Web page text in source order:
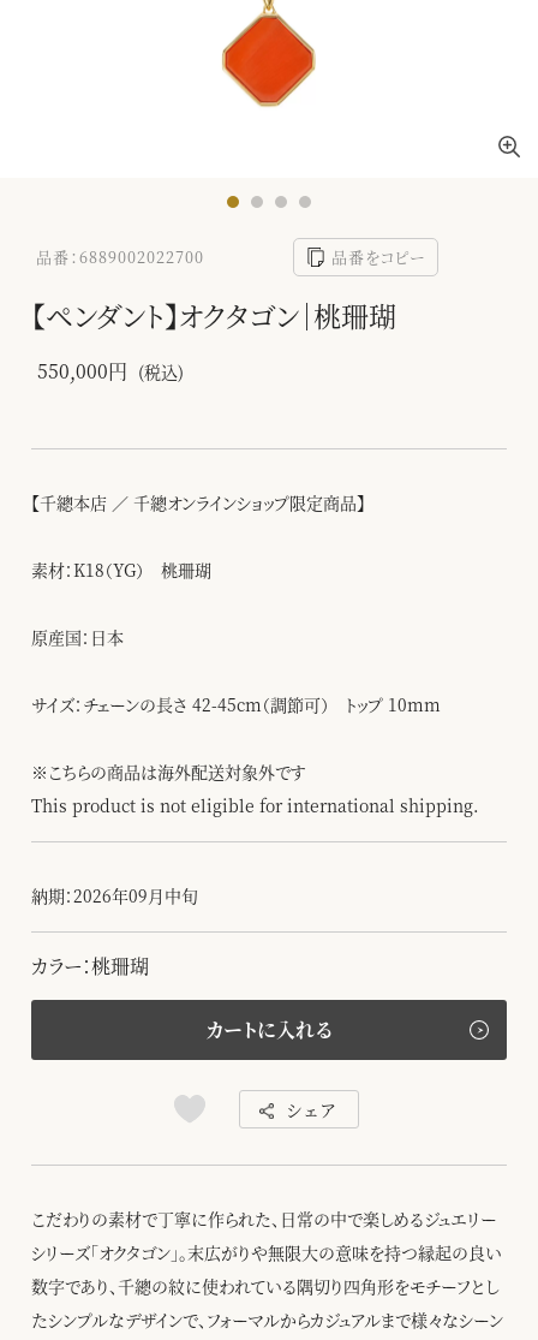
品番：6889002022700 品番をコピー
【ペンダント】オクタゴン｜桃珊瑚
550,000円 (税込)
【千總本店 ／ 千總オンラインショップ限定商品】
素材：K18（YG） 桃珊瑚
原産国：日本
サイズ：チェーンの長さ 42-45cm（調節可） トップ 10mm
※こちらの商品は海外配送対象外です
This product is not eligible for international shipping.
納期：2026年09月中旬
カラー：桃珊瑚
カートに入れる
シェア
こだわりの素材で丁寧に作られた、日常の中で楽しめるジュエリー
シリーズ「オクタゴン」。末広がりや無限大の意味を持つ縁起の良い
数字であり、千總の紋に使われている隅切り四角形をモチーフとし
たシンプルなデザインで、フォーマルからカジュアルまで様々なシーン